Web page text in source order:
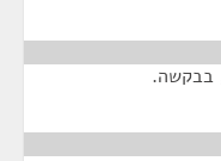
בבקשה.